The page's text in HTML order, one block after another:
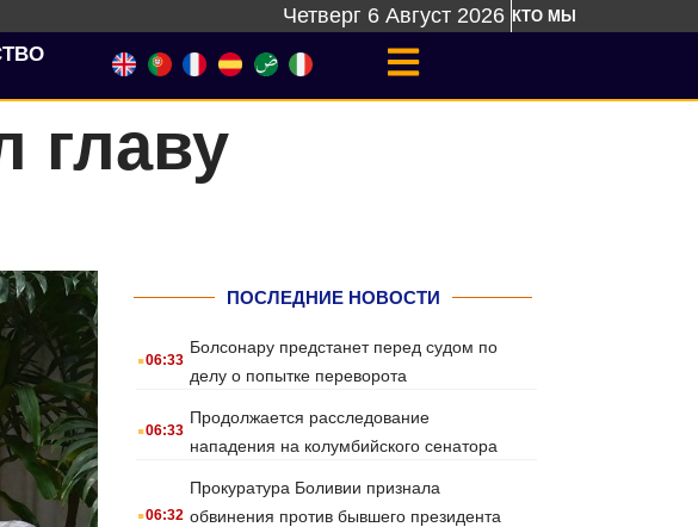
Четверг 6 Август 2026 КТО МЫ
главу
ПОСЛЕДНИЕ НОВОСТИ
.06:33
Болсонару предстанет перед судом по
делу о попытке переворота
.06:33
Продолжается расследование
нападения на колумбийского сенатора
.06:32
Прокуратура Боливии признала
обвинения против бывшего президента